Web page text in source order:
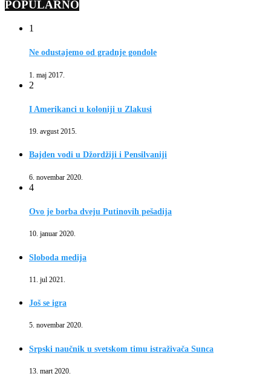
POPULARNO
1
Ne odustajemo od gradnje gondole
1. maj 2017.
2
I Amerikanci u koloniji u Zlakusi
19. avgust 2015.
Bajden vodi u Džordžiji i Pensilvaniji
6. novembar 2020.
4
Ovo je borba dveju Putinovih pešadija
10. januar 2020.
Sloboda medija
11. jul 2021.
Još se igra
5. novembar 2020.
Srpski naučnik u svetskom timu istraživača Sunca
13. mart 2020.